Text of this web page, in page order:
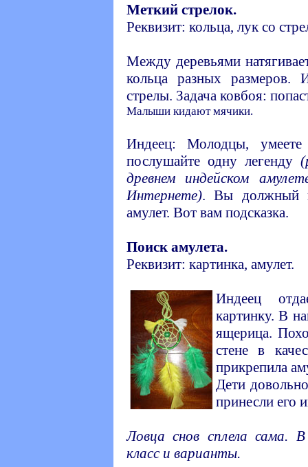
Меткий стрелок.
Реквизит: кольца, лук со
Между деревьями
кольца разных размеров.
стрелы. Задача ковбоя:
Малыши кидают мячики.
Индеец: Молодцы,
послушайте одну легенду
древнем индейском
Интернете). Вы должный
амулет. Вот вам подсказка.
Поиск амулета.
Реквизит: картинка, амулет.
Индеец
картинку. В
ящерица.
стене в
прикрепила
Дети
принесли его
Ловца снов сплела сама.
класс и варианты.